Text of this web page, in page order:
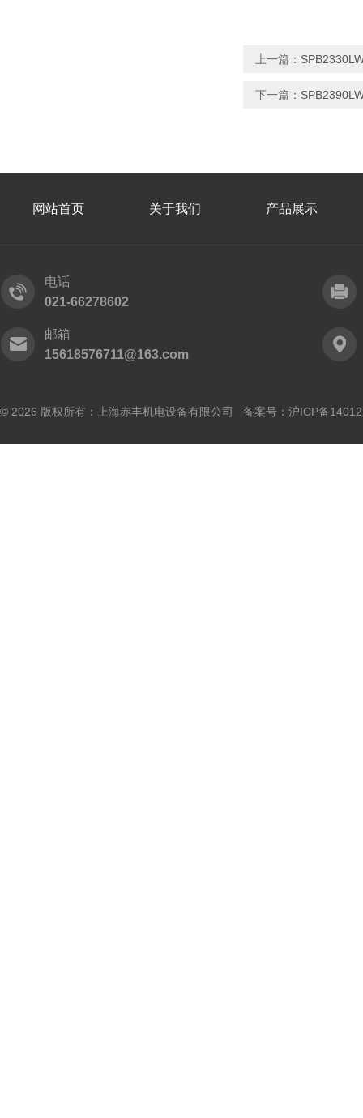
上一篇：
下一篇：
网站首页 关于我们 产品展示
电话
021-66278602
邮箱
15618576711@163.com
© 2026 版权所有：上海赤丰机电设备有限公司 备案号： 沪ICP备